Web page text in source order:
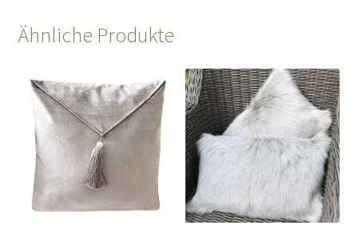
Ähnliche Produkte